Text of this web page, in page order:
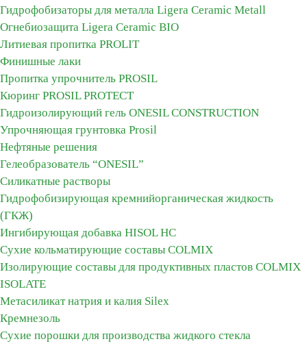
Гидрофобизаторы для металла Ligera Ceramic Metall
Огнебиозащита Ligera Ceramic BIO
Литиевая пропитка PROLIT
Финишные лаки
Пропитка упрочнитель PROSIL
Кюринг PROSIL PROTECT
Гидроизолирующий гель ONESIL CONSTRUCTION
Упрочняющая грунтовка Prosil
Нефтяные решения
Гелеобразователь “ONESIL”
Силикатные растворы
Гидрофобизирующая кремнийорганическая жидкость
(ГКЖ)
Ингибирующая добавка HISOL HC
Сухие кольматирующие составы COLMIX
Изолирующие составы для продуктивных пластов CОLMIX
ISOLATE
Метасиликат натрия и калия Silex
Кремнезоль
Сухие порошки для производства жидкого стекла